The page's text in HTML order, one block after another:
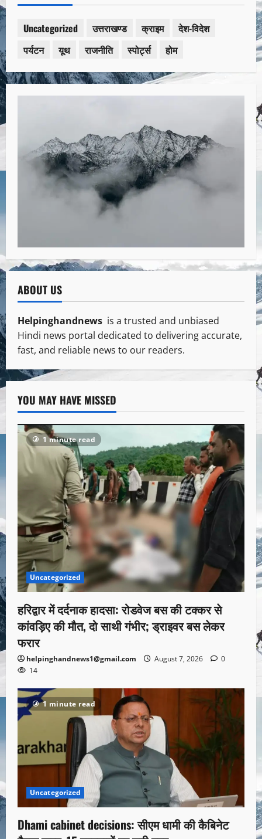
Uncategorized उत्तराखण्ड क्राइम
देश-विदेश
पर्यटन
यूथ राजनीति स्पोर्ट्स होम
ABOUT US
Helpinghandnews is a trusted and unbiased
Hindi news portal dedicated to delivering accurate,
fast, and reliable news to our readers.
YOU MAY HAVE MISSED
1 minute read
Uncategorized
हरिद्वार में दर्दनाक हादसा: रोडवेज बस की टक्कर से
कांवड़िए की मौत, दो साथी गंभीर; ड्राइवर बस लेकर
फरार
helpinghandnews1@gmail.com August 7, 2026
0
14
1 minute read
Uncategorized
Dhami cabinet decisions: सीएम धामी की कैबिनेट